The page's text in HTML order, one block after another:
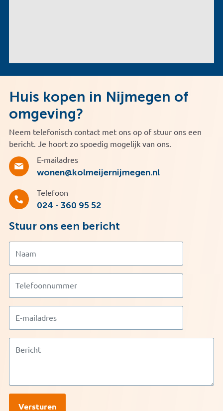
Huis kopen in Nijmegen of
omgeving?
Neem telefonisch contact met ons op of stuur ons een
bericht. Je hoort zo spoedig mogelijk van ons.
E-mailadres
wonen@kolmeijernijmegen.nl
Telefoon
024 - 360 95 52
Stuur ons een bericht